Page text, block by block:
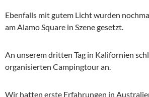
Ebenfalls mit gutem Licht wurden
am Alamo Square in Szene gesetzt.
An unserem dritten Tag in Kalifornien
organisierten Campingtour an.
Wir hatten erste Erfahrungen in